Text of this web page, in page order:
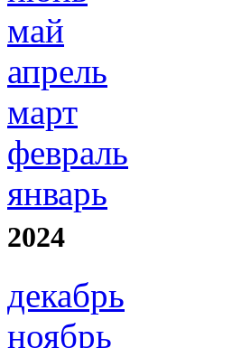
май
апрель
март
февраль
январь
2024
декабрь
ноябрь